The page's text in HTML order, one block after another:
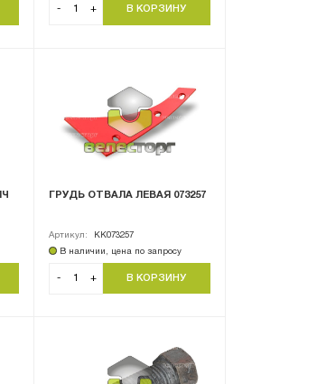
- +
ГРУДЬ ОТВАЛА ЛЕВАЯ 073257
Артикул:
KK073257
В наличии, цена по запросу
- +